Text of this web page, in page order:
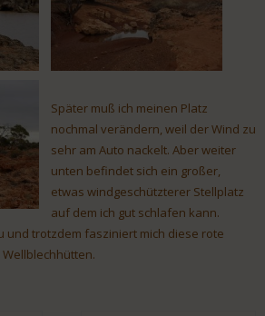
Später muß ich meinen Platz
nochmal verändern, weil der Wind zu
sehr am Auto nackelt. Aber weiter
unten befindet sich ein großer,
etwas windgeschützterer Stellplatz
auf dem ich gut schlafen kann.
und trotzdem fasziniert mich diese rote